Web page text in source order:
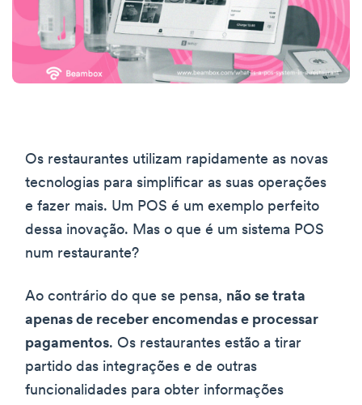
Os restaurantes utilizam rapidamente as novas
tecnologias para simplificar as suas operações
e fazer mais. Um POS é um exemplo perfeito
dessa inovação. Mas o que é um sistema POS
num restaurante?
Ao contrário do que se pensa, não se trata
apenas de receber encomendas e processar
pagamentos. Os restaurantes estão a tirar
partido das integrações e de outras
funcionalidades para obter informações